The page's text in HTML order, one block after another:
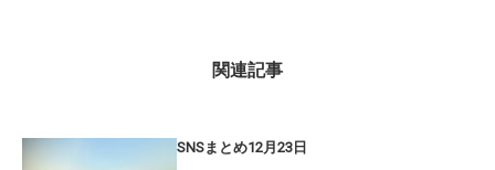
関連記事
SNSまとめ12月23日